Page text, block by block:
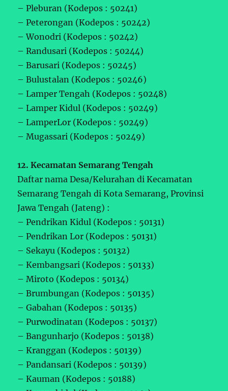
– Pleburan (Kodepos : 50241)
– Peterongan (Kodepos : 50242)
– Wonodri (Kodepos : 50242)
– Randusari (Kodepos : 50244)
– Barusari (Kodepos : 50245)
– Bulustalan (Kodepos : 50246)
– Lamper Tengah (Kodepos : 50248)
– Lamper Kidul (Kodepos : 50249)
– LamperLor (Kodepos : 50249)
– Mugassari (Kodepos : 50249)
12. Kecamatan Semarang Tengah
Daftar nama Desa/Kelurahan di Kecamatan
Semarang Tengah di Kota Semarang, Provinsi
Jawa Tengah (Jateng) :
– Pendrikan Kidul (Kodepos : 50131)
– Pendrikan Lor (Kodepos : 50131)
– Sekayu (Kodepos : 50132)
– Kembangsari (Kodepos : 50133)
– Miroto (Kodepos : 50134)
– Brumbungan (Kodepos : 50135)
– Gabahan (Kodepos : 50135)
– Purwodinatan (Kodepos : 50137)
– Bangunharjo (Kodepos : 50138)
– Kranggan (Kodepos : 50139)
– Pandansari (Kodepos : 50139)
– Kauman (Kodepos : 50188)